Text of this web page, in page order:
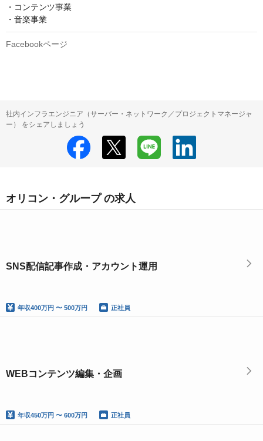
・コンテンツ事業​
・音楽事業
Facebookページ
社内インフラエンジニア（サーバー・ネットワーク／プロジェクトマネージャ
ー） をシェアしましょう
オリコン・グループ の求人
SNS配信記事作成・アカウント運用
年収400万円 〜 500万円 正社員
WEBコンテンツ編集・企画
年収450万円 〜 600万円 正社員